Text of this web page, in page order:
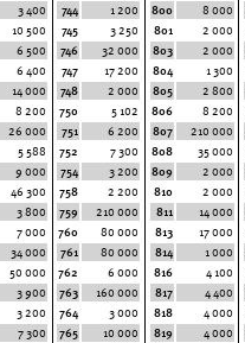
3 400
10 500
6 500
6 400
14 000
8 200
26 000
5 588
9 000
46 300
3 800
7 000
34 000
50 000
3 900
3 200
7 300
744
1 200
745
3 250
746
32 000
747
17 200
748
2 000
750
5 102
751
6 200
752
7 300
754
3 200
758
2 200
759
210 000
760
80 000
761
80 000
762
6 000
763
160 000
764
3 000
765
10 000
800
8 000
801
2 000
803
2 000
804
1 300
805
2 800
806
8 200
807
210 000
808
35 000
809
2 000
810
2 000
811
14 000
813
17 000
814
1 000
816
4 100
817
4 400
818
4 000
819
4 000